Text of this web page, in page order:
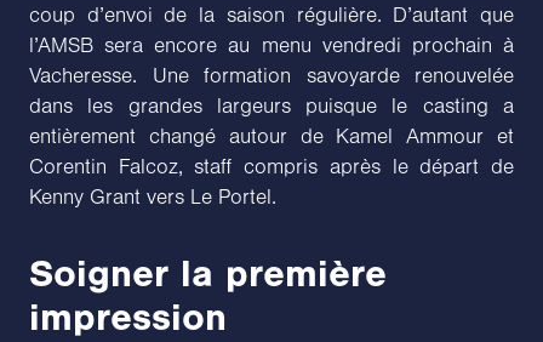
coup d’envoi de la saison régulière. D’autant que
l’AMSB sera encore au menu vendredi prochain à
Vacheresse. Une formation savoyarde renouvelée
dans les grandes largeurs puisque le casting a
entièrement changé autour de Kamel Ammour et
Corentin Falcoz, staff compris après le départ de
Kenny Grant vers Le Portel.
Soigner la première
impression